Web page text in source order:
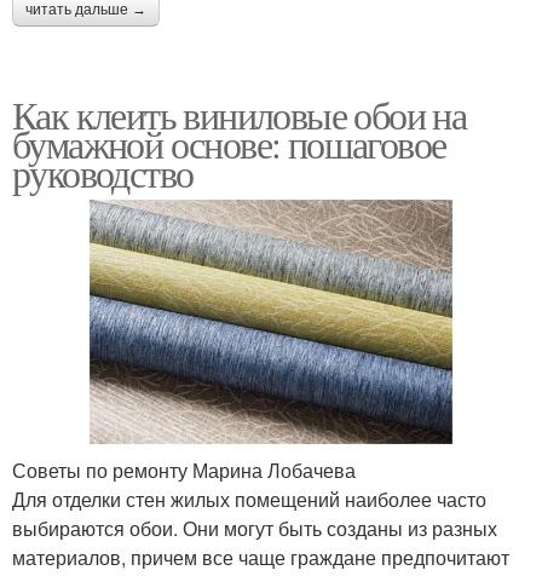
читать дальше →
Как клеить виниловые обои на
бумажной основе: пошаговое
руководство
Советы по ремонту Марина Лобачева
Для отделки стен жилых помещений наиболее часто
выбираются обои. Они могут быть созданы из разных
материалов, причем все чаще граждане предпочитают